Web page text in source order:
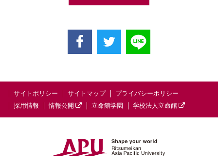
サイトポリシー サイトマップ
プライバシーポリシー
採用情報
情報公開 立命館学園 学校法人立命館